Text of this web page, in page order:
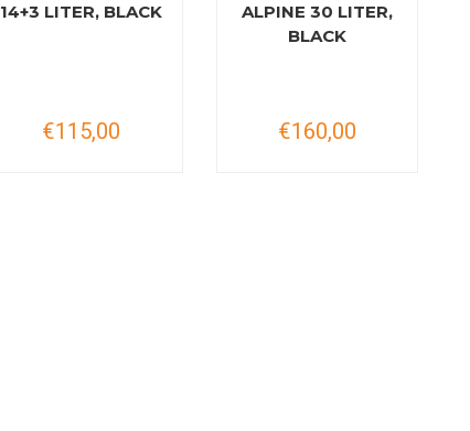
14+3 LITER, BLACK
€115,00
ALPINE 30 LITER,
BLACK
€160,00